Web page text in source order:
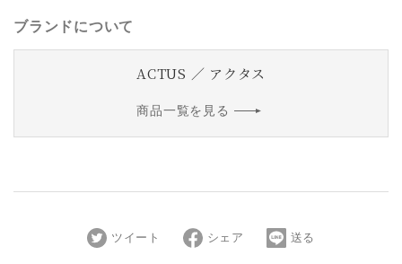
ブランドについて
ACTUS ／ アクタス
商品一覧を見る
ツイート シェア 送る